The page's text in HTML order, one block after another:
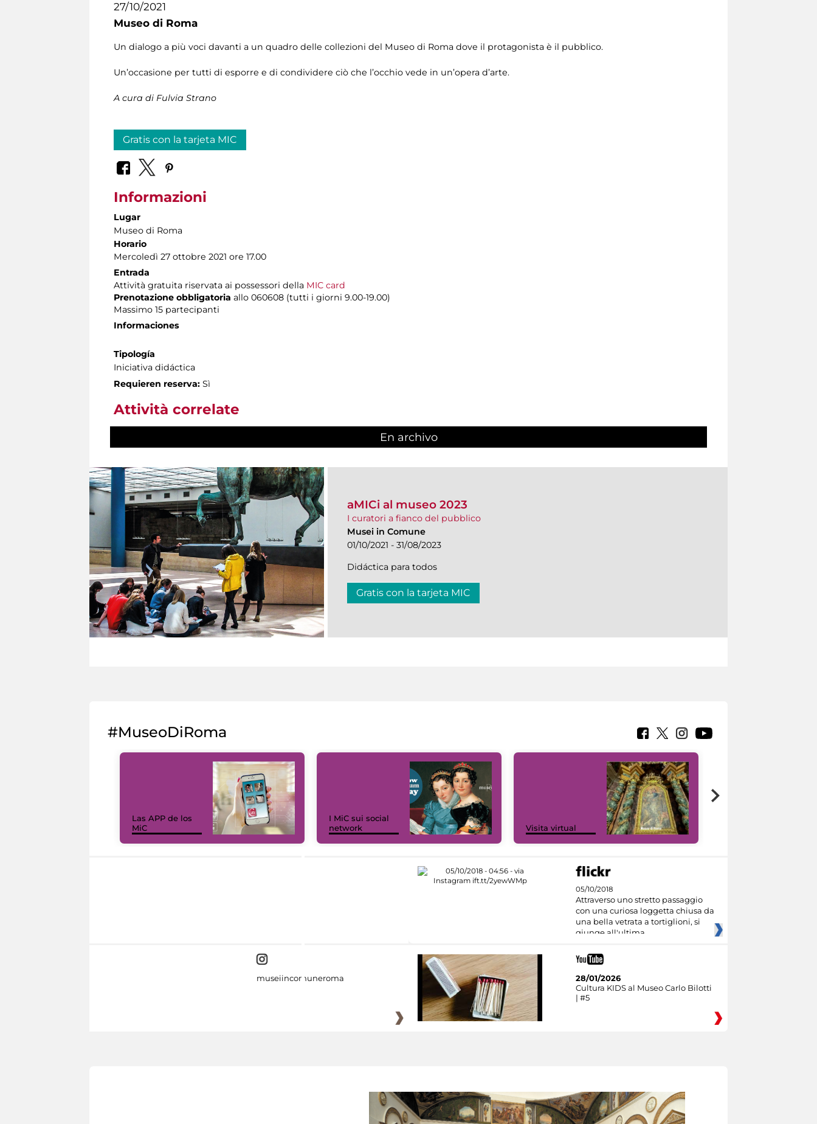
27/10/2021
Museo di Roma
Un dialogo a più voci davanti a un quadro delle collezioni del Museo di Roma dove il protagonista è il pubblico.
Un’occasione per tutti di esporre e di condividere ciò che l’occhio vede in un’opera d’arte.
A cura di Fulvia Strano
Gratis con la tarjeta MIC
Informazioni
Lugar
Museo di Roma
Horario
Mercoledì 27 ottobre 2021 ore 17.00
Entrada
Attività gratuita riservata ai possessori della MIC card
Prenotazione obbligatoria allo 060608 (tutti i giorni 9.00-19.00)
Massimo 15 partecipanti
Informaciones
Tipología
Iniciativa didáctica
Requieren reserva: Sì
Attività correlate
En archivo
aMICi al museo 2023
I curatori a fianco del pubblico
Musei in Comune
01/10/2021 - 31/08/2023
Didáctica para todos
Gratis con la tarjeta MIC
#MuseoDiRoma
Las APP de los
MiC
I MiC sui social
network
Visita virtual
05/10/2018
Attraverso uno stretto passaggio
con una curiosa loggetta chiusa da
una bella vetrata a tortiglioni, si
giunge all'ultima
museiincomuneroma
28/01/2026
Cultura KIDS al Museo Carlo Bilotti
| #5